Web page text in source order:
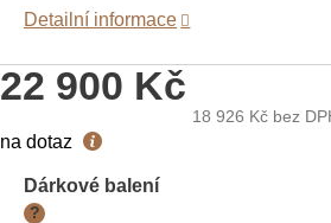
22 900 Kč
18 926 Kč bez
Měrná
na dotaz
Dárkové balení
?
Detailní informace